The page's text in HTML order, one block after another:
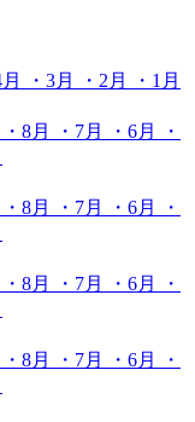
・3月 ・2月
・1月
・8月 ・7月 ・6月
・
・8月 ・7月 ・6月
・
・8月 ・7月 ・6月
・
・8月 ・7月 ・6月
・